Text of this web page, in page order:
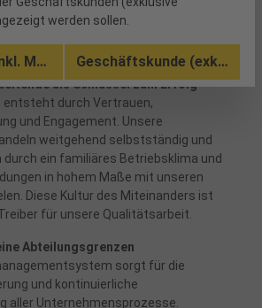
auf langfristige, persönliche und
als Schlüssel zum Erfolg
entsteht durch Vertrauen,
und Engagement. Unsere
weitgehend selbstständig und
ein familiäres Betriebsklima und
in hohem Maße mit unseren
Diese Kultur des Miteinanders ist
für unsere Qualitätsarbeit.
Abteilungsgrenzen
sorgt für die
und kontinuierliche
aller Unternehmensprozesse.
werden sollen.
MwSt.) Geschäftskunde (exkl.